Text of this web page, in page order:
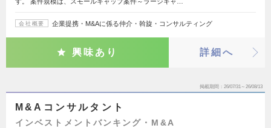
会社概要 企業提携・M&Aに係る仲介・斡旋・コンサルティング
興味あり 詳細へ
掲載期間 26/07/31～26/08/13
M&Aコンサルタント
インベストメントバンキング・M&A